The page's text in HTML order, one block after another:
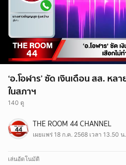
‘อ.โอฬาร’ ซัด เงินเดือน สส. หล
ในสภาฯ
140 ดู
‘อ.โอฬาร’ ซัด เงินเดือน สส. หลายแสน เสื
#สส #เงินเดือน #สภา #Theroom44
THE ROOM 44 CHANNEL
เผยแพร่ 18 ก.ค. 2568 เวลา 13.50 น.
เล่นอัตโนมัติ